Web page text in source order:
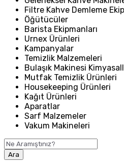
Filtre Kahve Demleme
Öğütücüler
Barista Ekipmanları
Urnex Ürünleri
Kampanyalar
Temizlik Malzemeleri
Bulaşık Makinesi
Mutfak Temizlik Ürünleri
Housekeeping Ürünleri
Kağıt Ürünleri
Aparatlar
Sarf Malzemeler
Vakum Makineleri
Ara